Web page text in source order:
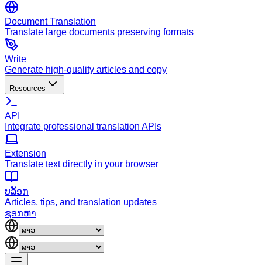
Document Translation
Translate large documents preserving formats
Write
Generate high-quality articles and copy
Resources
API
Integrate professional translation APIs
Extension
Translate text directly in your browser
ບລັອກ
Articles, tips, and translation updates
ຊອກຫາ